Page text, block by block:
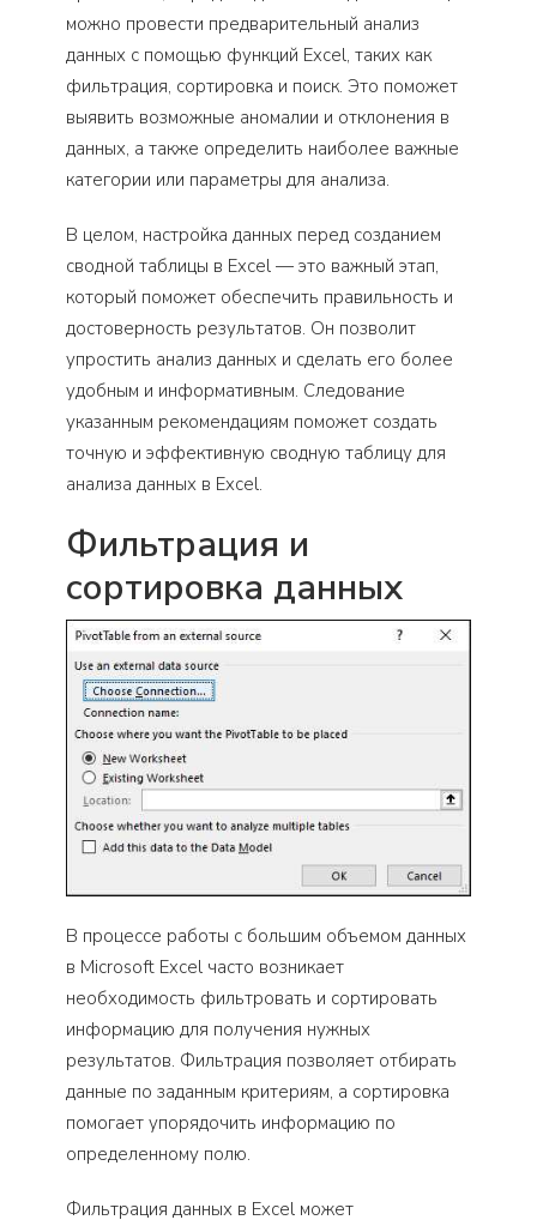
можно провести предварительный анализ
данных с помощью функций Excel, таких как
фильтрация, сортировка и поиск. Это поможет
выявить возможные аномалии и отклонения в
данных, а также определить наиболее важные
категории или параметры для анализа.
В целом, настройка данных перед созданием
сводной таблицы в Excel — это важный этап,
который поможет обеспечить правильность и
достоверность результатов. Он позволит
упростить анализ данных и сделать его более
удобным и информативным. Следование
указанным рекомендациям поможет создать
точную и эффективную сводную таблицу для
анализа данных в Excel.
Фильтрация и
сортировка данных
В процессе работы с большим объемом данных
в Microsoft Excel часто возникает
необходимость фильтровать и сортировать
информацию для получения нужных
результатов. Фильтрация позволяет отбирать
данные по заданным критериям, а сортировка
помогает упорядочить информацию по
определенному полю.
Фильтрация данных в Excel может